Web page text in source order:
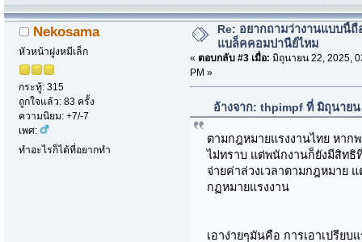
Nekosama
หัวหน้าฝูงหมีเล็ก
กระทู้: 315
ถูกใจแล้ว: 83 ครั้ง
ความนิยม: +7/-7
เพศ:
ทำอะไรก็ได้ที่อยากทำ
Re: อยากถามว่างานแบบนี้ถื
แบล็คคอมปานีย์ไหม
« ตอบกลับ #3 เมื่อ: มิถุนายน 22, 2025,
PM »
อ้างจาก: thpimpf ที่ มิถุนายน
ตามกฎหมายแรงงานไทย หาก
ไม่ทราบ แต่พนักงานก็ยังมีสิทธิ
จ่ายค่าล่วงเวลาตามกฎหมาย
กฏหมายแรงงาน
เอาง่ายๆมันคือ การเอาเปรีย